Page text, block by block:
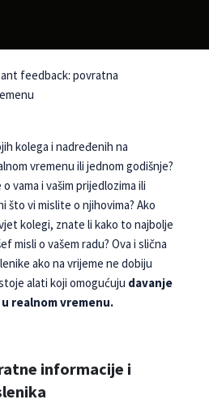
feedback: povratna
kolega i nadređenih na
vremenu ili jednom godišnje?
vama i vašim prijedlozima ili
što vi mislite o njihovima? Ako
kolegi, znate li kako to najbolje
misli o vašem radu? Ova i slična
ako na vrijeme ne dobiju
alati koji omogućuju davanje
realnom vremenu.
informacije i